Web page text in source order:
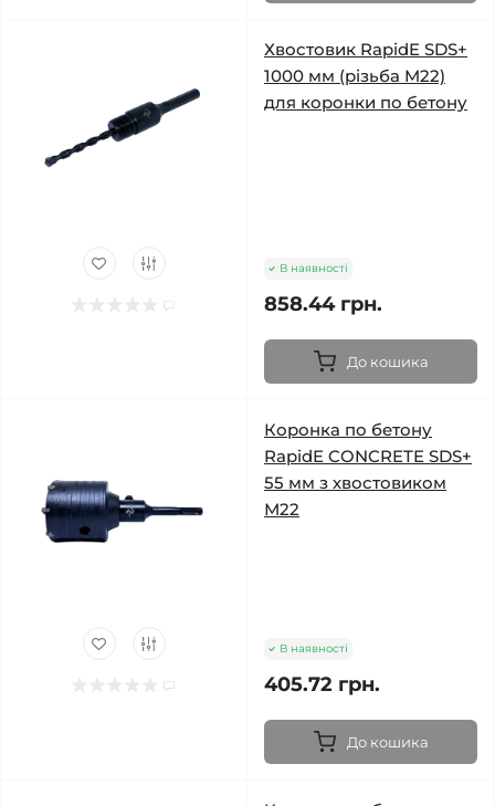
Хвостовик RapidE SDS+
1000 мм (різьба M22)
для коронки по бетону
В наявності
858.44 грн.
До кошика
Коронка по бетону
RapidE CONCRETE SDS+
55 мм з хвостовиком
М22
В наявності
405.72 грн.
До кошика